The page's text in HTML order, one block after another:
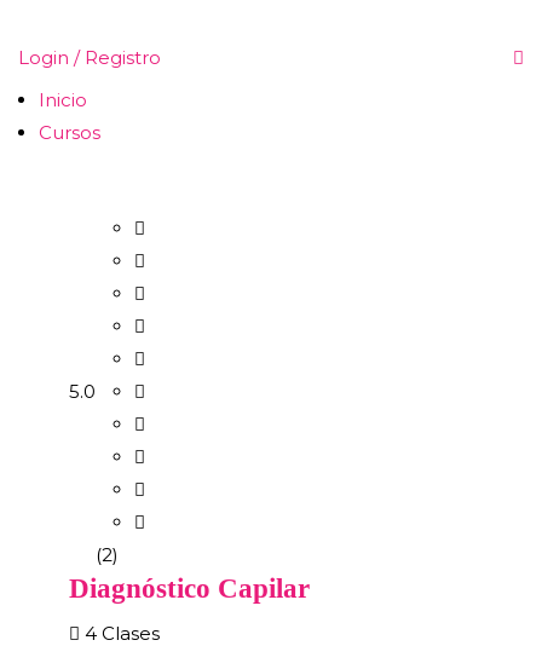
Login / Registro
Inicio
Cursos
5.0
(2)
Diagnóstico Capilar
4 Clases